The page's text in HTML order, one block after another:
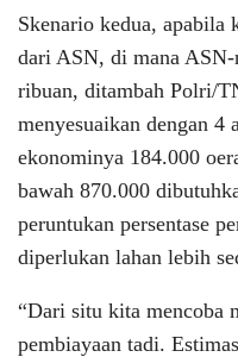
Skenario kedua, apabila
dari ASN, di mana ASN-
ribuan, ditambah Polri/
menyesuaikan dengan 4
ekonominya 184.000
bawah 870.000
peruntukan persentase
diperlukan lahan lebih
“Dari situ kita mencoba
pembiayaan tadi.